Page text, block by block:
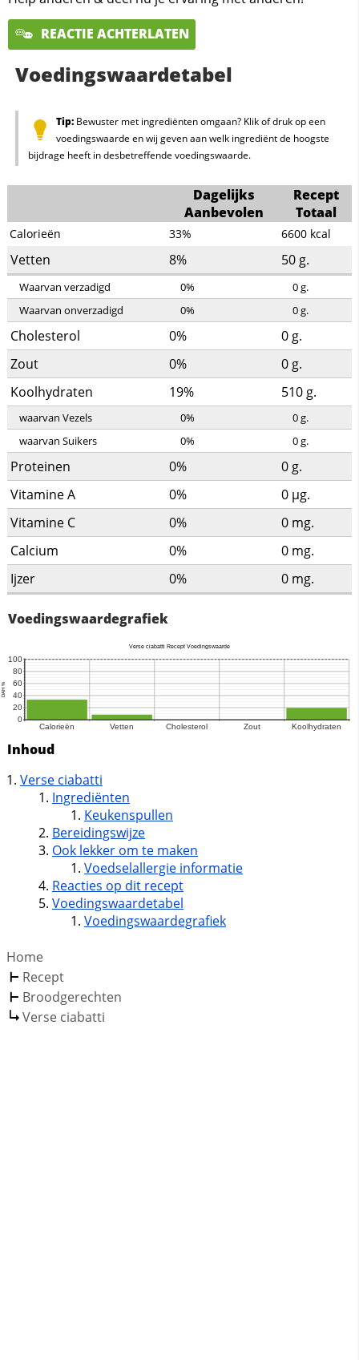
REACTIE ACHTERLATEN
Voedingswaardetabel
Tip:Bewuster met ingrediënten omgaan? Klik of druk op een
voedingswaarde en wij geven aan welk ingrediënt de hoogste
bijdrage heeft in desbetreffende voedingswaarde.
Dagelijks
Aanbevolen
Recept
Totaal
Calorieën 33% 6600 kcal
Vetten 8% 50 g.
Waarvan verzadigd 0% 0g.
Waarvan onverzadigd
0% 0g.
Cholesterol 0% 0 g.
Zout
0% 0 g.
Koolhydraten
19% 510 g.
waarvan Vezels 0% 0g.
waarvan Suikers
0% 0g.
Proteinen 0% 0 g.
Vitamine A
0% 0 µg.
Vitamine C
0% 0 mg.
Calcium
0% 0 mg.
Ijzer
0% 0 mg.
Voedingswaardegrafiek
Inhoud
Verse ciabatti
Ingrediënten
Keukenspullen
Bereidingswijze
Ook lekker om te maken
Voedselallergie informatie
Reacties op dit recept
Voedingswaardetabel
Voedingswaardegrafiek
Home
Recept
Broodgerechten
Verse ciabatti